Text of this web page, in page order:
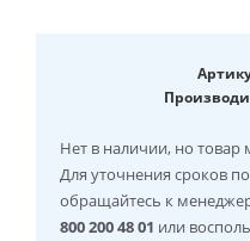
Нет в наличии, но товар
Для уточнения сроков
обращайтесь к
800 200 48 01 или